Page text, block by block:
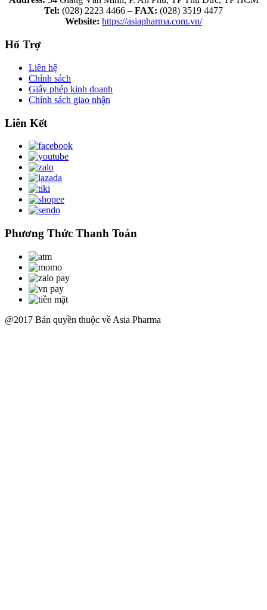
Tel: (028) 2223 4466 – FAX: (028) 3519 4477
Website: https://asiapharma.com.vn/
Hổ Trợ
Liên hệ
Chính sách
Giấy phép kinh doanh
Chính sách giao nhận
Liên Kết
Phương Thức Thanh Toán
@2017 Bản quyền thuộc về Asia Pharma